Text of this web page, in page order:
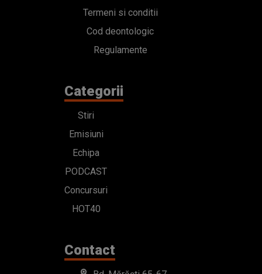
Termeni si conditii
Cod deontologic
Regulamente
Categorii
Stiri
Emisiuni
Echipa
PODCAST
Concursuri
HOT40
Contact